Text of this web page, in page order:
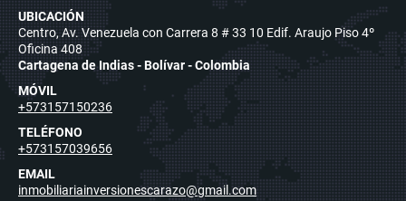
UBICACIÓN
Centro, Av. Venezuela con Carrera 8 # 33 10 Edif. Araujo Piso 4º
Oficina 408
Cartagena de Indias - Bolívar - Colombia
MÓVIL
+573157150236
TELÉFONO
+573157039656
EMAIL
inmobiliariainversionescarazo@gmail.com